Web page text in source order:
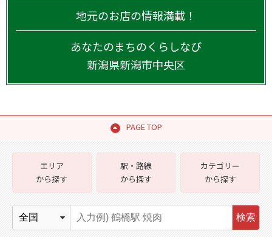
地元のお店の情報満載！
あなたのまちのくらしなび
新潟県新潟市中央区
PAGE TOP
エリア
から探す
駅・路線
から探す
カテゴリー
から探す
検索